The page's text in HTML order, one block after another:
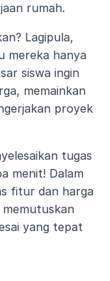
rumah.
Lagipula,
mereka hanya
siswa ingin
memainkan
proyek
tugas
menit! Dalam
fitur dan harga
yang tepat